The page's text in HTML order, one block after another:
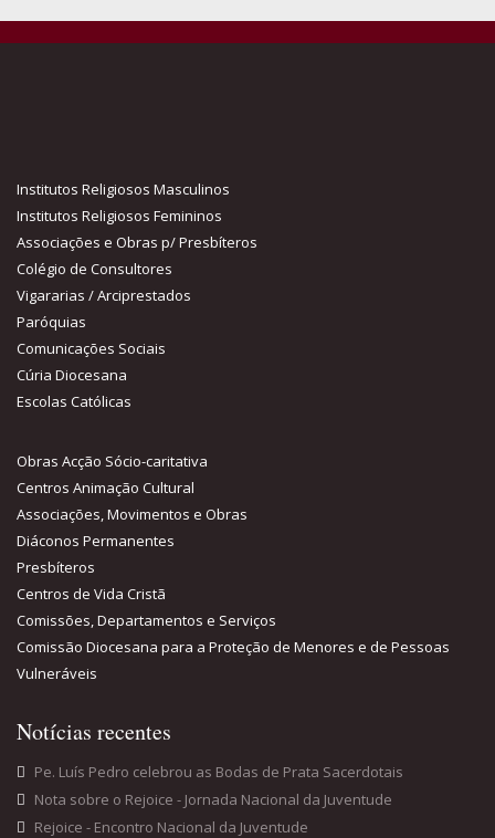
Institutos Religiosos Masculinos
Institutos Religiosos Femininos
Associações e Obras p/ Presbíteros
Colégio de Consultores
Vigararias / Arciprestados
Paróquias
Comunicações Sociais
Cúria Diocesana
Escolas Católicas
Obras Acção Sócio-caritativa
Centros Animação Cultural
Associações, Movimentos e Obras
Diáconos Permanentes
Presbíteros
Centros de Vida Cristã
Comissões, Departamentos e Serviços
Comissão Diocesana para a Proteção de Menores e de Pessoas
Vulneráveis
Notícias recentes
Pe. Luís Pedro celebrou as Bodas de Prata Sacerdotais
Nota sobre o Rejoice - Jornada Nacional da Juventude
Rejoice - Encontro Nacional da Juventude